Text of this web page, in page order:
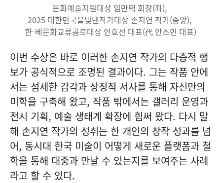
문화예술지원대상 임만택 회장(좌),
2025 대한민국을빛낸작가대상 손지연 작가(중앙),
한-베문화교류공로대상 안효선 대표(代 안소민 대표)
이번 수상은 바로 이러한 손지연 작가의 다층적 행
보가 공식적으로 조명된 결과이다. 그는 작품 안에
서는 섬세한 감각과 상징적 서사를 통해 자신만의
미학을 구축해 왔고, 작품 밖에서는 갤러리 운영과
전시 기획, 예술 생태계 확장에 힘써 왔다. 다시 말
해 손지연 작가의 성취는 한 개인의 창작 성과를 넘
어, 동시대 한국 미술이 어떻게 새로운 플랫폼과 철
학을 통해 대중과 만날 수 있는지를 보여주는 사례
라고 할 수 있다.